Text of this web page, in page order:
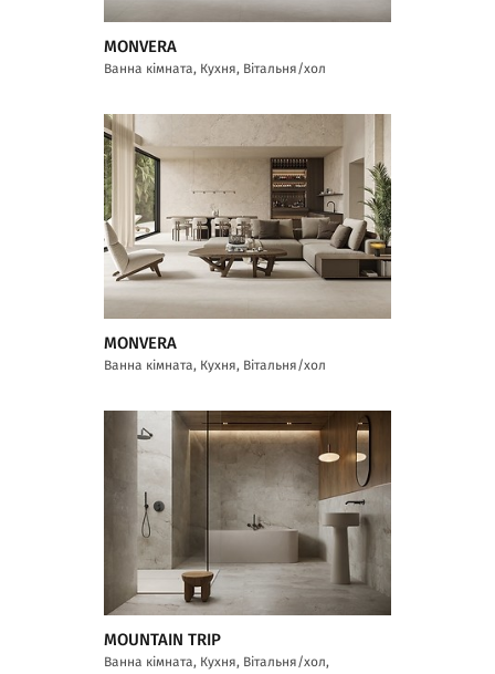
MONVERA
Ванна кімната, Кухня, Вітальня/хол
MONVERA
Ванна кімната, Кухня, Вітальня/хол
MOUNTAIN TRIP
Ванна кімната, Кухня, Вітальня/хол,